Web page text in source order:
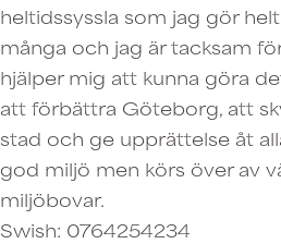
heltidssyssla som jag gör
många och jag är tacksam
hjälper mig att kunna göra
att förbättra Göteborg, att
stad och ge upprättelse åt
god miljö men körs över av
miljöbovar.
Swish: 0764254234